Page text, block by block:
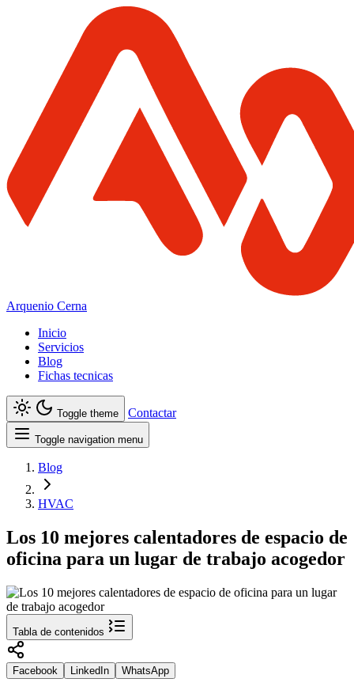
Arquenio Cerna
Inicio
Servicios
Blog
Fichas tecnicas
Toggle theme Contactar
Toggle navigation menu
Blog
HVAC
Los 10 mejores calentadores de espacio de
oficina para un lugar de trabajo acogedor
Tabla de contenidos
Facebook LinkedIn WhatsApp